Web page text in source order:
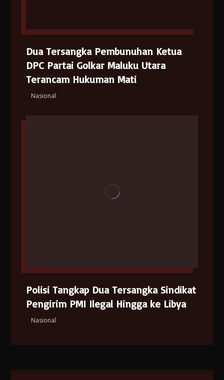
Dua Tersangka Pembunuhan Ketua
DPC Partai Golkar Maluku Utara
Terancam Hukuman Mati
Nasional
Polisi Tangkap Dua Tersangka Sindikat
Pengirim PMI Ilegal Hingga ke Libya
Nasional